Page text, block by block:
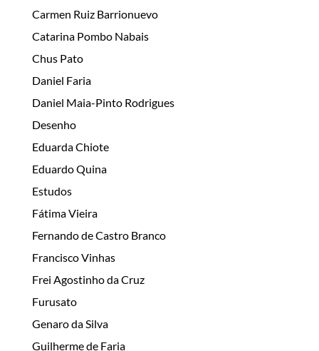
Carmen Ruiz Barrionuevo
Catarina Pombo Nabais
Chus Pato
Daniel Faria
Daniel Maia-Pinto Rodrigues
Desenho
Eduarda Chiote
Eduardo Quina
Estudos
Fátima Vieira
Fernando de Castro Branco
Francisco Vinhas
Frei Agostinho da Cruz
Furusato
Genaro da Silva
Guilherme de Faria